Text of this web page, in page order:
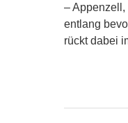
–
entlang
rückt dabei